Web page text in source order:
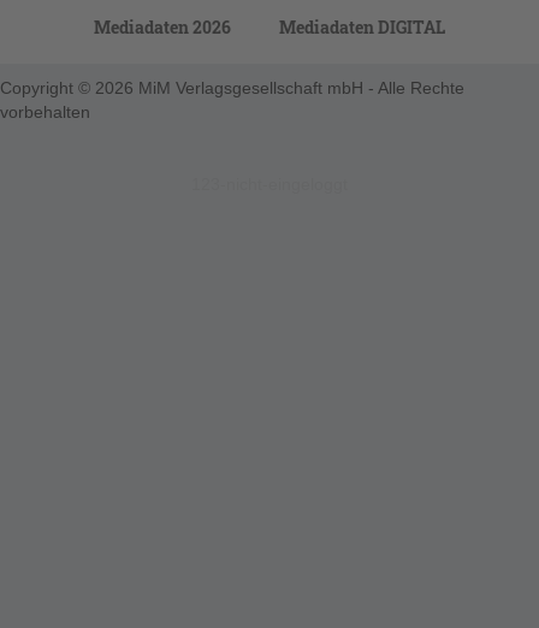
Mediadaten 2026 Mediadaten DIGITAL
Copyright © 2026 MiM Verlagsgesellschaft mbH - Alle Rechte
vorbehalten